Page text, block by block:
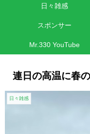
日々雑感
スポンサー
Mr.330 YouTube
連日の高温に春
日々雑感